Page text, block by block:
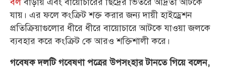
যায়। এর ফলে কংক্রিট শক্ত করার জন্য দায়ী হাইড্রেশন
প্রতিক্রিয়াগুলোর ধীরে ধীরে বায়োচারে আটকে যাওয়া জলকে
ব্যবহার করে কংক্রিট কে আরও শক্তিশালী করে।
গবেষক দলটি গবেষণা পত্রের উপসংহার টানতে গিয়ে বলেন,